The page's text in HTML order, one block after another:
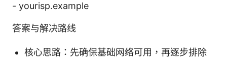
- yourisp.example
答案与解决路线
核心思路：先确保基础网络可用，再逐步排除